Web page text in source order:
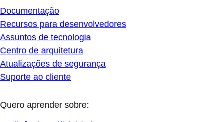
Documentação
Recursos para desenvolvedores
Assuntos de tecnologia
Centro de arquitetura
Atualizações de segurança
Suporte ao cliente
Quero aprender sobre: